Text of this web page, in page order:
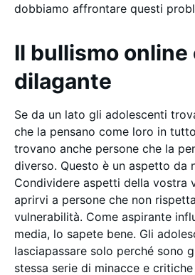
dobbiamo affrontare questi
Il bullismo online
dilagante
Se da un lato gli adolescenti
che la pensano come loro in
trovano anche persone che la
diverso. Questo è un aspetto da
Condividere aspetti della vostra
aprirvi a persone che non
vulnerabilità. Come aspirante
media, lo sapete bene. Gli
lasciapassare solo perché sono
stessa serie di minacce e